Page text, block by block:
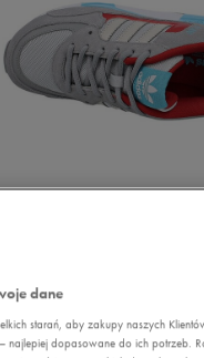
850 W
dane
starań, aby zakupy naszych
najlepiej dopasowane do ich potrzeb.